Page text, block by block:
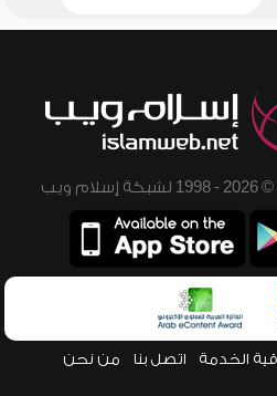
الخدمة اتصل بنا من نحن